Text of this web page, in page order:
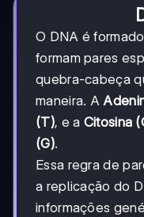
O DNA é
formam pares
quebra-cabeça
maneira. A
(T), e a Citosina
(G).
Essa regra de
a replicação do
informações